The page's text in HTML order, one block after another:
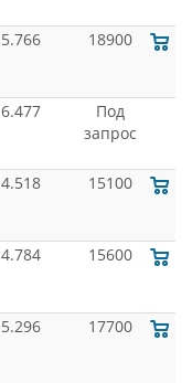
5.766 18900
6.477
Под
запрос
4.518 15100
4.784 15600
5.296 17700